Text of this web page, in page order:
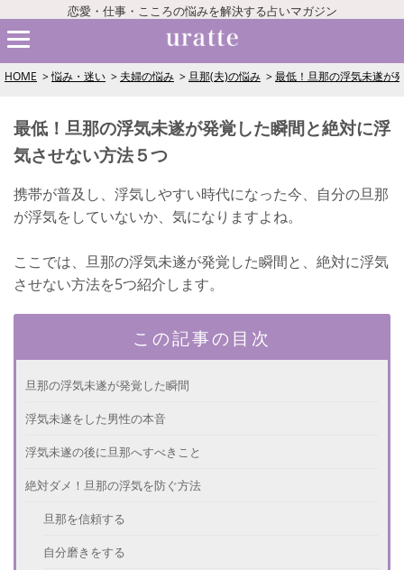
恋愛・仕事・こころの悩みを解決する占いマガジン
HOME 悩み・迷い 夫婦の悩み 旦那(夫)の悩み 最低！旦那の浮気未遂が
最低！旦那の浮気未遂が発覚した瞬間と絶対に浮
気させない方法５つ
携帯が普及し、浮気しやすい時代になった今、自分の旦那
が浮気をしていないか、気になりますよね。
ここでは、旦那の浮気未遂が発覚した瞬間と、絶対に浮気
させない方法を5つ紹介します。
この記事の目次
旦那の浮気未遂が発覚した瞬間
浮気未遂をした男性の本音
浮気未遂の後に旦那へすべきこと
絶対ダメ！旦那の浮気を防ぐ方法
旦那を信頼する
自分磨きをする